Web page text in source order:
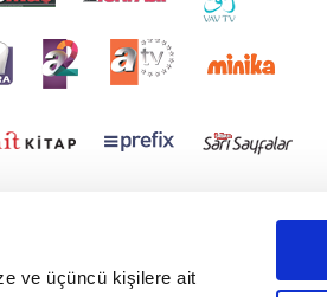
ve üçüncü kişilere ait